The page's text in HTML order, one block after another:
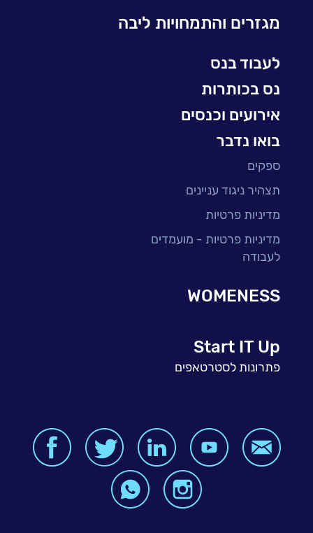
עולמות הסייבר
BI, Analytics & Big-Data
מגזרים והתמחויות ליבה
לעבוד בנס
נס בכותרות
אירועים וכנסים
בואו נדבר
ספקים
תצהיר ניגוד עניינים
מדיניות פרטיות
מדיניות פרטיות - מועמדים
לעבודה
WOMENESS
Start IT Up
פתרונות לסטרטאפים